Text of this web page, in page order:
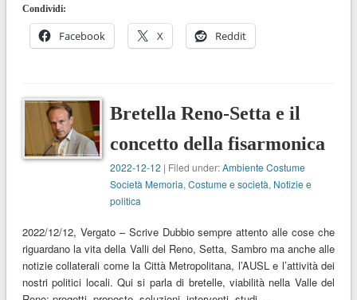
Condividi:
Facebook X Reddit
Bretella Reno-Setta e il
concetto della fisarmonica
2022-12-12 | Filed under:Ambiente Costume
Società Memoria,Costume e società, Notizie e
politica
2022/12/12, Vergato – Scrive Dubbio sempre attento alle cose che
riguardano la vita della Valli del Reno, Setta, Sambro ma anche alle
notizie collaterali come la Città Metropolitana, l’AUSL e l’attività dei
nostri politici locali. Qui si parla di bretelle, viabilità nella Valle del